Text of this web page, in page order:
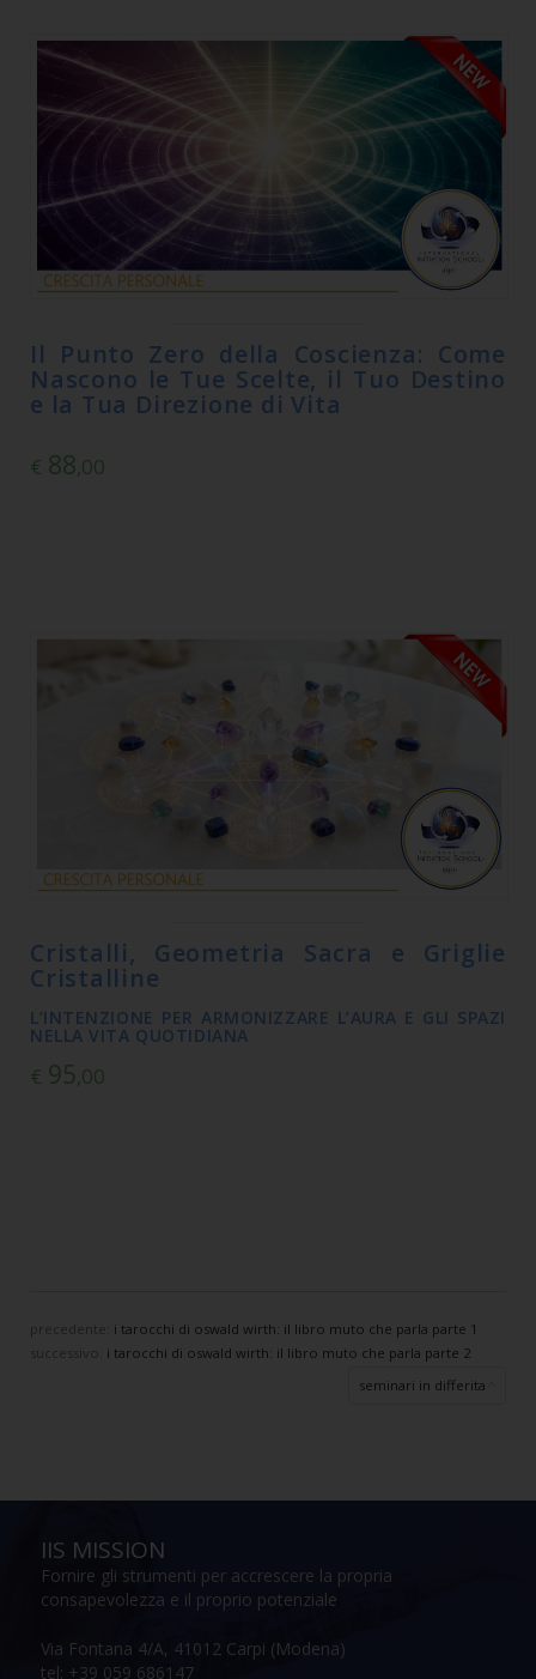
Il Punto Zero della Coscienza: Come
Nascono le Tue Scelte, il Tuo Destino
e la Tua Direzione di Vita
€ 88,00
Cristalli, Geometria Sacra e Griglie
Cristalline
L’INTENZIONE PER ARMONIZZARE L’AURA E GLI SPAZI
NELLA VITA QUOTIDIANA
€ 95,00
precedente: i tarocchi di oswald wirth: il libro muto che parla parte 1
i tarocchi di oswald wirth: il libro muto che parla parte 2
seminari in differita
IIS MISSION
Fornire gli strumenti per accrescere la propria
consapevolezza e il proprio potenziale
Via Fontana 4/A, 41012 Carpi (Modena)
tel: +39 059 686147